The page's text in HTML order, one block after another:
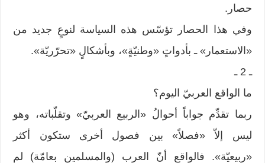
حصار.
وفي هذا الحصار تؤسّس هذه السياسة لنوعٍ جديد من
«الاستعمار» ـ بأدواتٍ «وطنيّةٍ»، وبأشكالٍ «تحرّريّة».
ـ 2 ـ
ما الواقع العربيّ اليوم؟
ربما تقدِّم جواباً أحوالُ «الربيع العربيّ» وتقلّباته، وهو
ليس إلاّ «فصلاً» بين فصول أخرى ستكون أكثر
«ربيعيّة». فالواقع أنّ العرب (والمسلمين بعامّة) لم